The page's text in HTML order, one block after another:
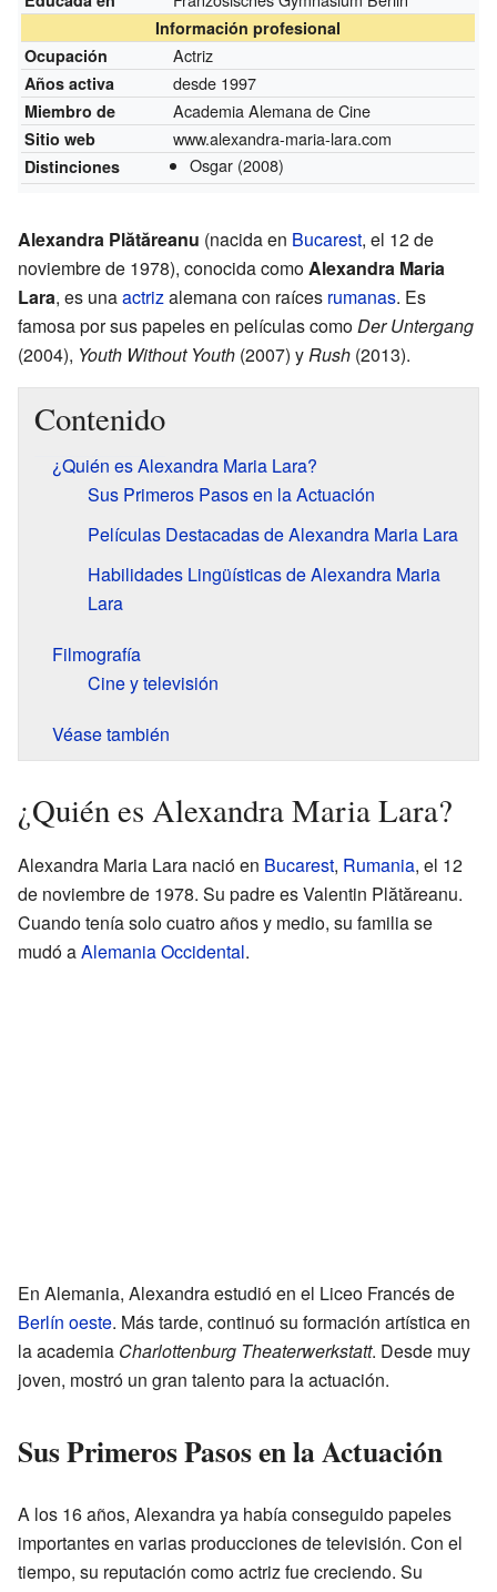
Información profesional
Ocupación
Actriz
Años activa desde 1997
Miembro de Academia Alemana de Cine
Sitio web www.alexandra-maria-lara.com
Distinciones Osgar (2008)
Alexandra Plătăreanu (nacida en Bucarest, el 12 de
noviembre de 1978), conocida comoAlexandra Maria
Lara, es unaactrizalemana con raíces rumanas. Es
famosa por sus papeles en películas comoDer Untergang
(2004), Youth Without Youth (2007) yRush (2013).
Contenido
¿Quién es Alexandra Maria Lara?
Sus Primeros Pasos en la Actuación
Películas Destacadas de Alexandra Maria Lara
Habilidades Lingüísticas de Alexandra Maria
Lara
Filmografía
Cine y televisión
Véase también
¿Quién es Alexandra Maria Lara?
Alexandra Maria Lara nació en Bucarest, Rumania, el 12
de noviembre de 1978. Su padre es Valentin Plătăreanu.
Cuando tenía solo cuatro años y medio, su familia se
mudó aAlemania Occidental.
En Alemania, Alexandra estudió en el Liceo Francés de
Berlín oeste. Más tarde, continuó su formación artística en
la academia Charlottenburg Theaterwerkstatt. Desde muy
joven, mostró un gran talento para la actuación.
Sus Primeros Pasos en la Actuación
A los 16 años, Alexandra ya había conseguido papeles
importantes en varias producciones de televisión. Con el
tiempo, su reputación como actriz fue creciendo. Su